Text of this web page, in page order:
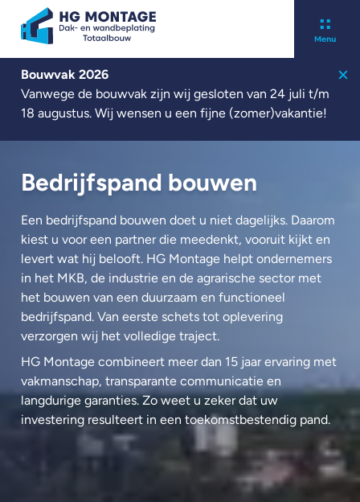
Bouwvak 2026
Vanwege de bouwvak zijn wij gesloten van 24 juli t/m
18 augustus. Wij wensen u een fijne (zomer)vakantie!
Bedrijfspand bouwen
Een bedrijfspand bouwen doet u niet dagelijks. Daarom
kiest u voor een partner die meedenkt, vooruit kijkt en
levert wat hij belooft. HG Montage helpt ondernemers
in het MKB, de industrie en de agrarische sector met
het bouwen van een duurzaam en functioneel
bedrijfspand. Van eerste schets tot oplevering
verzorgen wij het volledige traject.
HG Montage combineert meer dan 15 jaar ervaring met
vakmanschap, transparante communicatie en
langdurige garanties. Zo weet u zeker dat uw
investering resulteert in een toekomstbestendig pand.
Over ons
Kennisbank
Nieuwbouw
Renovatie
Zonnepanelen
Projecten
Nieuws
Offerte aanvragen